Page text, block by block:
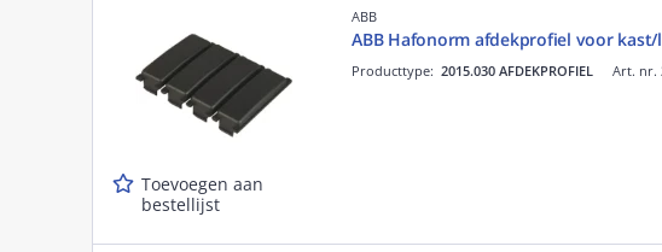
Toevoegen aan
bestellijst
ABB
ABB Hafonorm afdekprofiel voor
Art. nr.
Producttype: 2015.030 AFDEKPROFIEL